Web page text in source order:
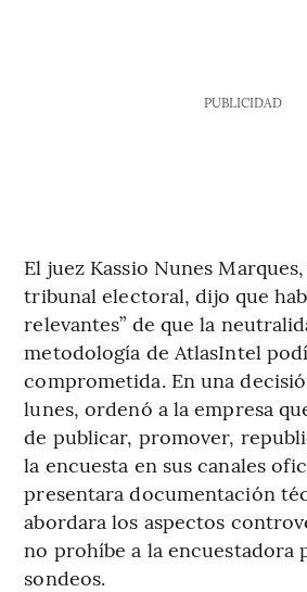
PUBLICIDAD
El juez Kassio Nunes
tribunal electoral, dijo que
relevantes” de que la
metodología de AtlasIntel
comprometida. En una
lunes, ordenó a la empresa
de publicar, promover,
la encuesta en sus canales
presentara documentación
abordara los aspectos
no prohíbe a la encuestadora
sondeos.